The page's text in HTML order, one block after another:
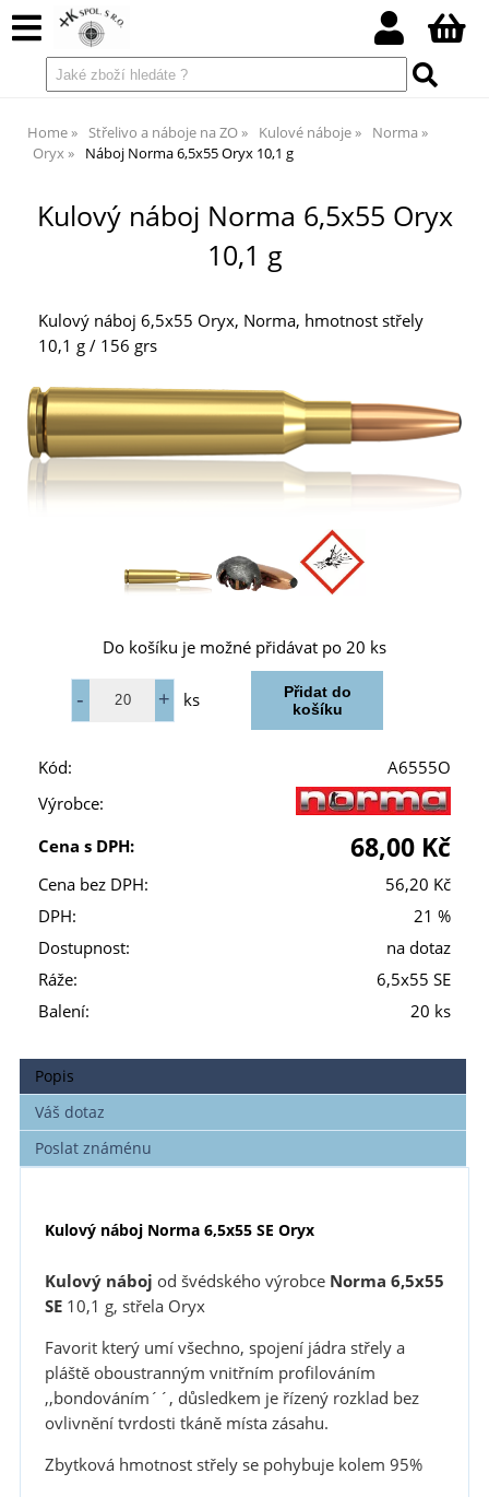
Home Střelivo a náboje na ZO Kulové náboje
Norma
Oryx
Náboj Norma 6,5x55 Oryx 10,1 g
Kulový náboj Norma 6,5x55 Oryx
10,1 g
Kulový náboj 6,5x55 Oryx, Norma, hmotnost střely
10,1 g / 156 grs
Do košíku je možné přidávat po 20 ks
ks
Kód:
A6555O
Výrobce:
Cena s DPH:
68,00 Kč
Cena bez DPH:
56,20 Kč
DPH:
21 %
Dostupnost:
na dotaz
Ráže:
6,5x55 SE
Balení:
20 ks
Popis
Váš dotaz
Poslat známénu
Kulový náboj Norma 6,5x55 SE Oryx
Kulový náboj od švédského výrobce Norma 6,5x55
SE10,1 g, střela Oryx
Favorit který umí všechno, spojení jádra střely a
pláště oboustranným vnitřním profilováním
,,bondováním´´, důsledkem je řízený rozklad bez
ovlivnění tvrdosti tkáně místa zásahu.
Zbytková hmotnost střely se pohybuje kolem 95%